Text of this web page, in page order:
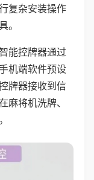
复杂安装操作
。
能控牌器通过
机端软件预设
牌器接收到信
麻将机洗牌、